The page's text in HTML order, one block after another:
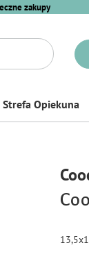
zakupy
Strefa Opiekuna